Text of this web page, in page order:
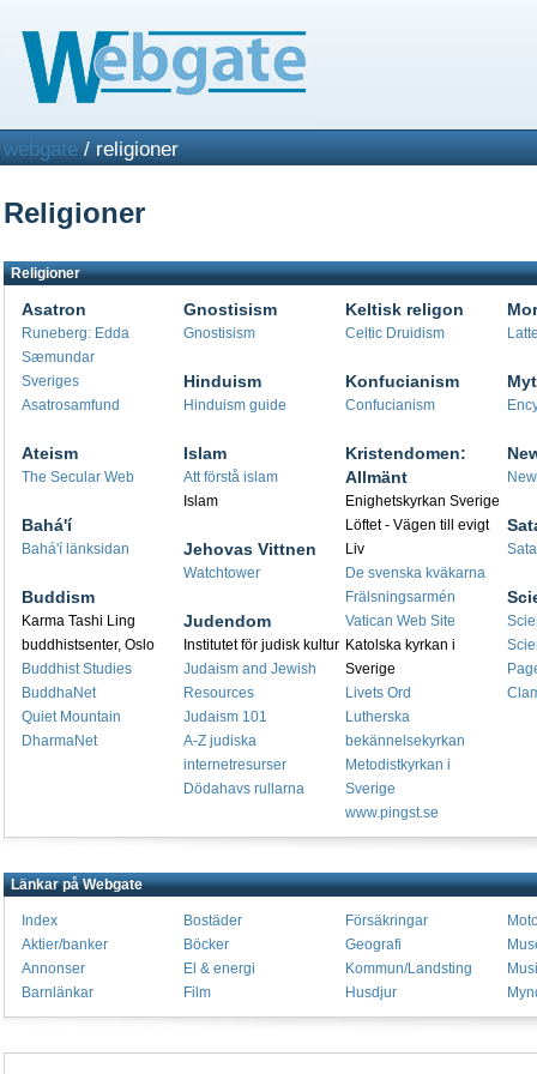
webgate/ religioner
Religioner
Religioner
Asatron
Runeberg: Edda
Sæmundar
Sveriges
Asatrosamfund
Ateism
The Secular Web
Bahá'í
Bahá'í länksidan
Buddism
Karma Tashi Ling
buddhistsenter, Oslo
Buddhist Studies
BuddhaNet
Quiet Mountain
DharmaNet
Gnostisism
Gnostisism
Hinduism
Hinduism guide
Islam
Att förstå islam
Islam
Jehovas Vittnen
Watchtower
Judendom
Institutet för judisk kultur
Judaism and Jewish
Resources
Judaism 101
A-Z judiska
internetresurser
Dödahavs rullarna
Keltisk religon
Celtic Druidism
Konfucianism
Confucianism
Kristendomen:
Allmänt
Enighetskyrkan Sverige
Löftet - Vägen till evigt
Liv
De svenska kväkarna
Frälsningsarmén
Vatican Web Site
Katolska kyrkan i
Sverige
Livets Ord
Lutherska
bekännelsekyrkan
Metodistkyrkan i
Sverige
www.pingst.se
Länkar på Webgate
Index
Aktier/banker
Annonser
Barnlänkar
Bostäder
Böcker
El & energi
Film
Försäkringar
Geografi
Kommun/Landsting
Husdjur